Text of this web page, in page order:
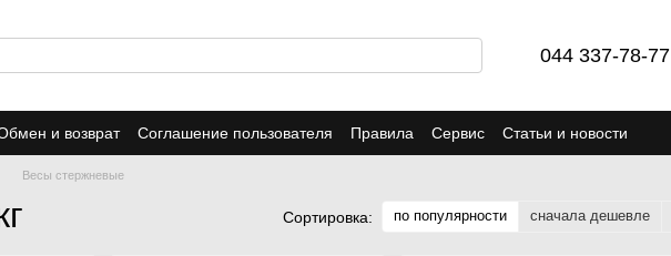
044 337-78-77
и возврат Соглашение пользователя Правила Сервис
Статьи и новости
Весы стержневые
Сортировка: по популярности сначала дешевле